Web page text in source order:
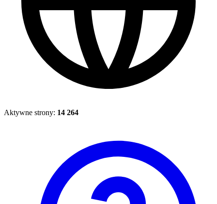
Aktywne strony: 14 264